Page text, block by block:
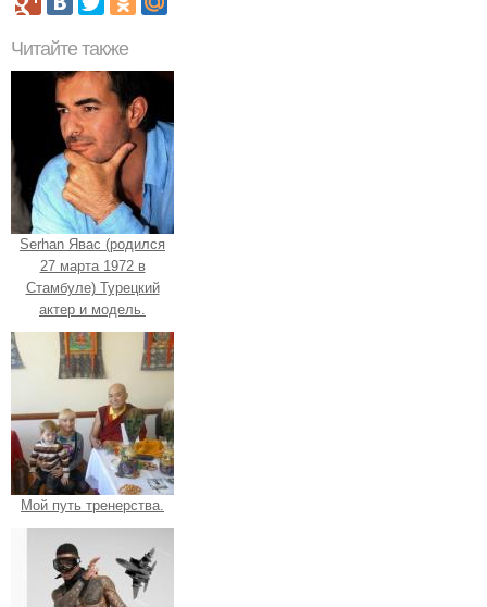
Читайте также
Serhan Явас (родился
27 марта 1972 в
Стамбуле) Турецкий
актер и модель.
Мой путь тренерства.